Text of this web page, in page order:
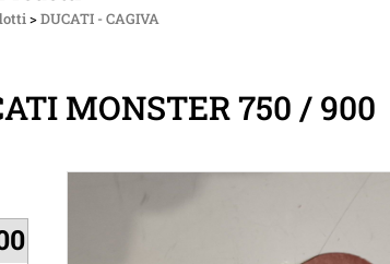
>DUCATI - CAGIVA
MONSTER 750 / 900